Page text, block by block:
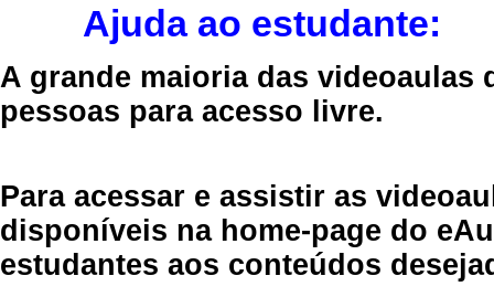
Ajuda ao estudante:
A grande maioria das videoaulas
pessoas para acesso livre.
Para acessar e assistir as
disponíveis na home-page do
estudantes aos conteúdos